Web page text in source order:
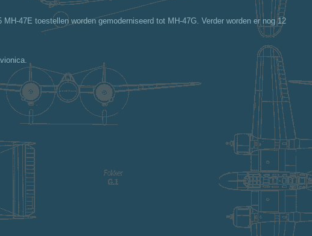
47E toestellen worden gemoderniseerd tot MH-47G. Verder worden er nog 12